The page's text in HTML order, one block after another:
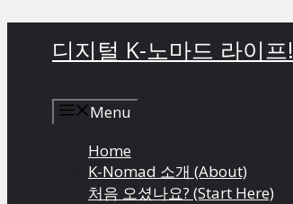
디지털 K-노마드 라이프!
Menu
Home
K-Nomad 소개 (About)
처음 오셨나요? (Start Here)